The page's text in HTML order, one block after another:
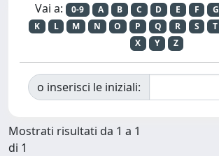
Vai a: 0-9 A B C D E F G
K
L M N O P Q R S T
X
Y Z
o inserisci le iniziali:
Mostrati risultati da 1 a 1
di 1